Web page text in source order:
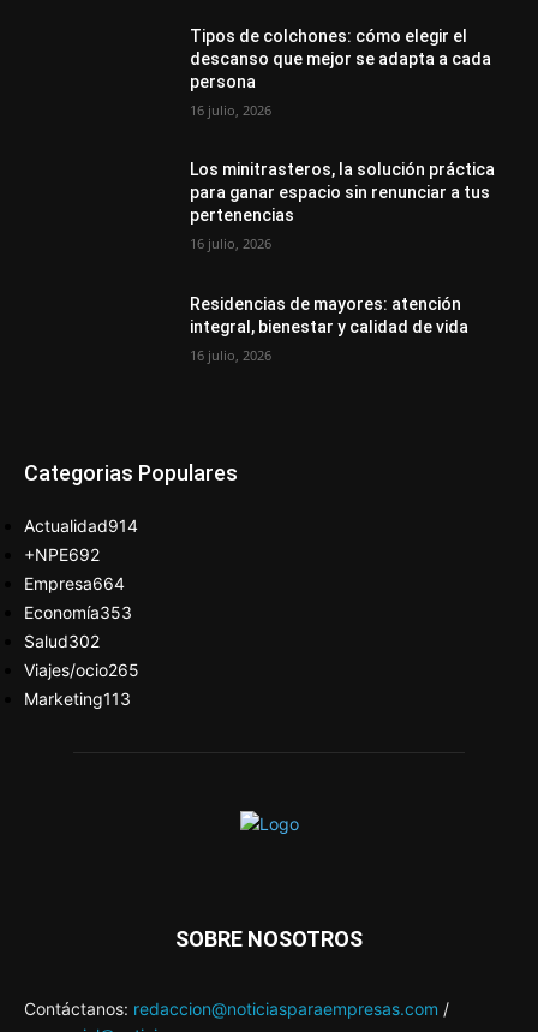
Tipos de colchones: cómo elegir el
descanso que mejor se adapta a cada
persona
16 julio, 2026
Los minitrasteros, la solución práctica
para ganar espacio sin renunciar a tus
pertenencias
16 julio, 2026
Residencias de mayores: atención
integral, bienestar y calidad de vida
16 julio, 2026
Categorias Populares
Actualidad914
+NPE692
Empresa664
Economía353
Salud302
Viajes/ocio265
Marketing113
SOBRE NOSOTROS
Contáctanos: redaccion@noticiasparaempresas.com /